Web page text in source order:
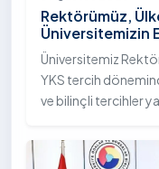
Rektörümüz,
Üniversitemizin
Sunduğu Nitelikli
Üniversitemiz
YKS tercih
ve bilinçli tercihler
çeşitliliğini ve
ekranlarında